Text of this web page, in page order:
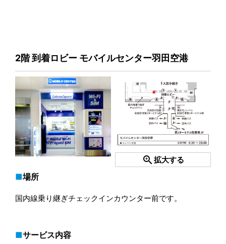
2階 到着ロビー モバイルセンター羽田空港
zoom_in拡大する
場所
国内線乗り継ぎチェックインカウンター前です。
サービス内容